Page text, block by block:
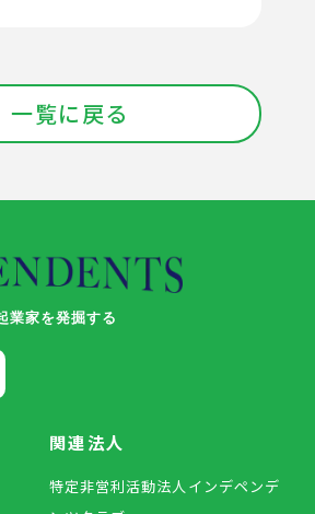
一覧に戻る
業家を発掘する
関連法人
特定非営利活動法人インデペンデ